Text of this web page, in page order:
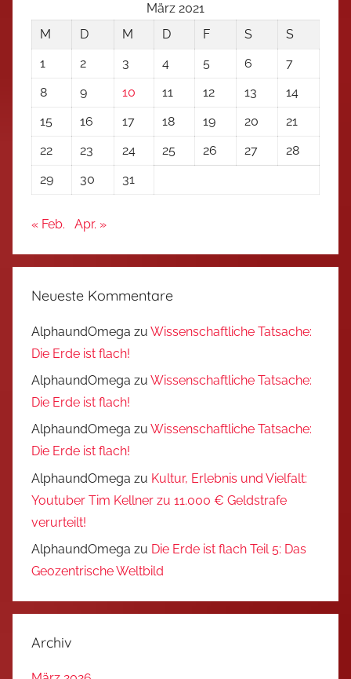
März 2021
M
D M D F S
S
1
2 3 4 5 6
7
8
9 10 11 12 13
14
15
16 17 18 19 20
21
22
23 24 25 26 27
28
29
30 31
« Feb. Apr. »
Neueste Kommentare
AlphaundOmega zu Wissenschaftliche Tatsache:
Die Erde ist flach!
AlphaundOmega zu Wissenschaftliche Tatsache:
Die Erde ist flach!
AlphaundOmega zu Wissenschaftliche Tatsache:
Die Erde ist flach!
AlphaundOmega zu Kultur, Erlebnis und Vielfalt:
Youtuber Tim Kellner zu 11.000 € Geldstrafe
verurteilt!
AlphaundOmega zu Die Erde ist flach Teil 5: Das
Geozentrische Weltbild
Archiv